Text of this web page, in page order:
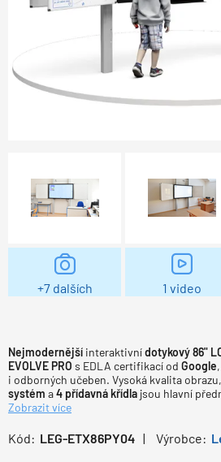
+7 dalších 1 video
Nejmodernější interaktivnídotykový 86"
EVOLVE PRO s EDLA certifikací od Google
i odborných učeben. Vysoká kvalita obrazu,
systém a4 přídavná křídla jsou hlavní
Zobrazit více
Kód: LEG-ETX86PY04 Výrobce: